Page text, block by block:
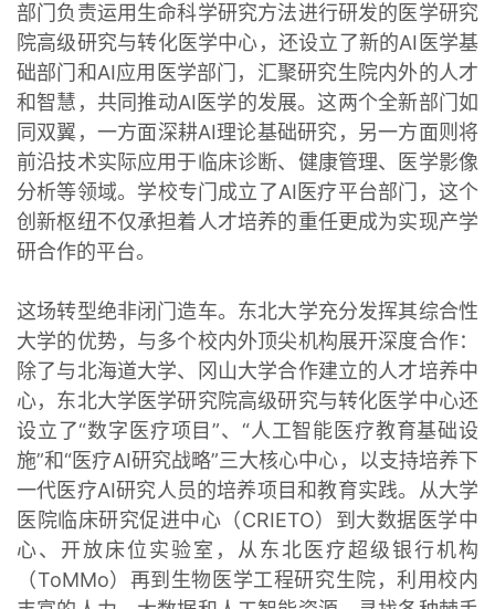
部门负责运用生命科学研究方法进行研发的医学研究
院高级研究与转化医学中心，还设立了新的AI医学基
础部门和AI应用医学部门，汇聚研究生院内外的人才
和智慧，共同推动AI医学的发展。这两个全新部门如
同双翼，一方面深耕AI理论基础研究，另一方面则将
前沿技术实际应用于临床诊断、健康管理、医学影像
分析等领域。学校专门成立了AI医疗平台部门，这个
创新枢纽不仅承担着人才培养的重任更成为实现产学
研合作的平台。
这场转型绝非闭门造车。东北大学充分发挥其综合性
大学的优势，与多个校内外顶尖机构展开深度合作：
除了与北海道大学、冈山大学合作建立的人才培养中
心，东北大学医学研究院高级研究与转化医学中心还
设立了“数字医疗项目”、“人工智能医疗教育基础设
施”和“医疗AI研究战略”三大核心中心，以支持培养下
一代医疗AI研究人员的培养项目和教育实践。从大学
医院临床研究促进中心（CRIETO）到大数据医学中
心、开放床位实验室，从东北医疗超级银行机构
（ToMMo）再到生物医学工程研究生院，利用校内